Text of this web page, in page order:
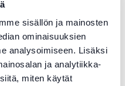
sisällön ja mainosten
ominaisuuksien
analysoimiseen. Lisäksi
ja analytiikka-
miten käytät